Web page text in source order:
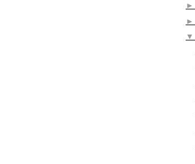
►
►
▼